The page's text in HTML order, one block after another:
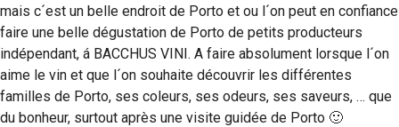
mais c´est un belle endroit de Porto et ou l´on peut en confiance
faire une belle dégustation de Porto de petits producteurs
indépendant, á BACCHUS VINI. A faire absolument lorsque l´on
aime le vin et que l´on souhaite découvrir les différentes
familles de Porto, ses coleurs, ses odeurs, ses saveurs, … que
du bonheur, surtout après une visite guidée de Porto 🙂